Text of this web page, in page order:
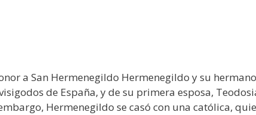
a San Hermenegildo Hermenegildo y su
de España, y de su primera esposa,
Hermenegildo se casó con una católica,